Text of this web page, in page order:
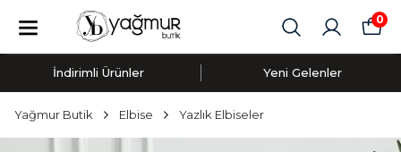
0
İndirimli Ürünler Yeni Gelenler
Yağmur Butik Elbise Yazlık Elbiseler